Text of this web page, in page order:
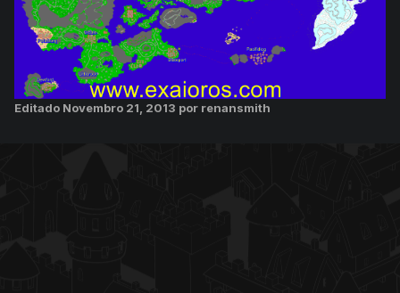
Editado Novembro 21, 2013 por renansmith